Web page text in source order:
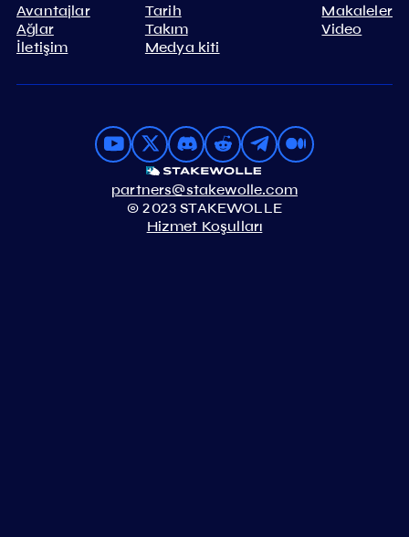
Avantajlar
Ağlar
İletişim
Tarih
Takım
Medya kiti
Makaleler
Video
partners@stakewolle.com
© 2023 STAKEWOLLE
Hizmet Koşulları